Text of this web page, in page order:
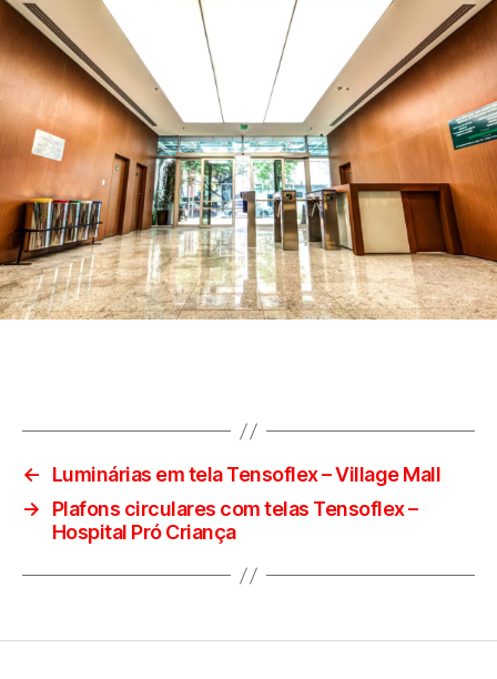
←
Luminárias em tela Tensoflex – Village Mall
→
Plafons circulares com telas Tensoflex –
Hospital Pró Criança